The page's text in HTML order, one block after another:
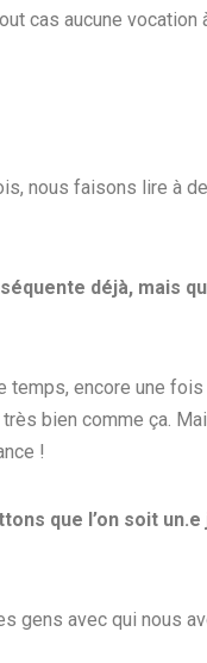
cas aucune
nous faisons lire à
déjà, mais
encore une
bien comme ça.
!
que l’on soit un.e
gens avec qui nous